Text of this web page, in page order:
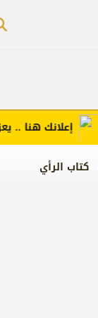
كتاب الرأي
إعلانك هنا .. يعزز